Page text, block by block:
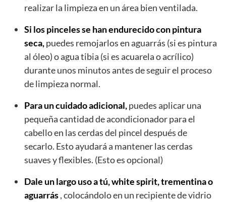
realizar la limpieza en un área bien ventilada.
Si los pinceles se han endurecido con pintura
seca,puedes remojarlos en aguarrás (si es pintura
al óleo) o agua tibia (si es acuarela o acrílico)
durante unos minutos antes de seguir el proceso
de limpieza normal.
Para un cuidado adicional,puedes aplicar una
pequeña cantidad de acondicionador para el
cabello en las cerdas del pincel después de
secarlo. Esto ayudará a mantener las cerdas
suaves y flexibles. (Esto es opcional)
Dale un largo uso a tú, white spirit, trementina o
aguarrás, colocándolo en un recipiente de vidrio